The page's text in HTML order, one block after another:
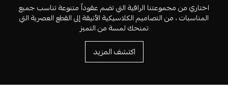
اختاري من مجموعتنا الراقية التي تضم عقوداً متنوعة تناسب جميع
المناسبات ، من التصاميم الكلاسيكية الأنيقة إلى القطع العصرية التي
تمنحك لمسة من التميز
اكتشف المزيد